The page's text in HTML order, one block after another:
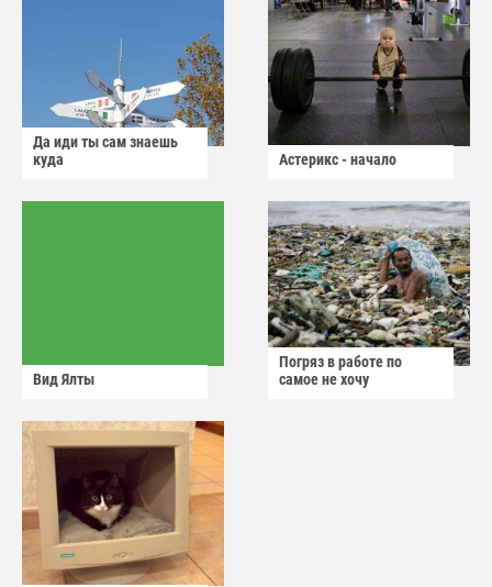
Да иди ты сам знаешь
куда
Астерикс - начало
Вид Ялты
Погряз в работе по
самое не хочу